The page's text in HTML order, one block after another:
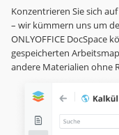
Konzentrieren Sie sich
– wir kümmern uns um
ONLYOFFICE DocSpace
gespeicherten
andere Materialien ohne